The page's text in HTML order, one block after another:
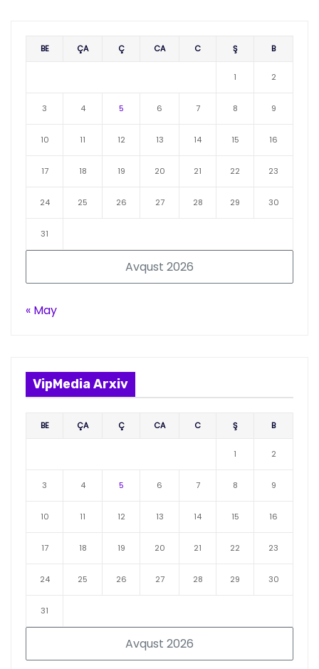
Avqust 2026
BE ÇA Ç CA C Ş B
1 2
3 4 5 6 7 8 9
10 11 12 13 14 15 16
17 18 19 20 21 22 23
24 25 26 27 28 29 30
31
« May
VipMedia Arxiv
Avqust 2026
BE ÇA Ç CA C Ş B
1 2
3 4 5 6 7 8 9
10 11 12 13 14 15 16
17 18 19 20 21 22 23
24 25 26 27 28 29 30
31